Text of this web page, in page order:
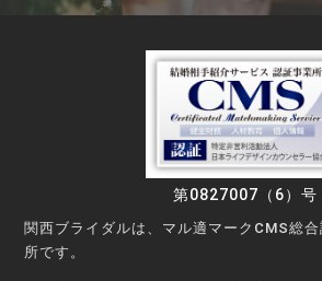
第0827007（6）号
関西ブライダルは、マル適マークCMS総
所です。